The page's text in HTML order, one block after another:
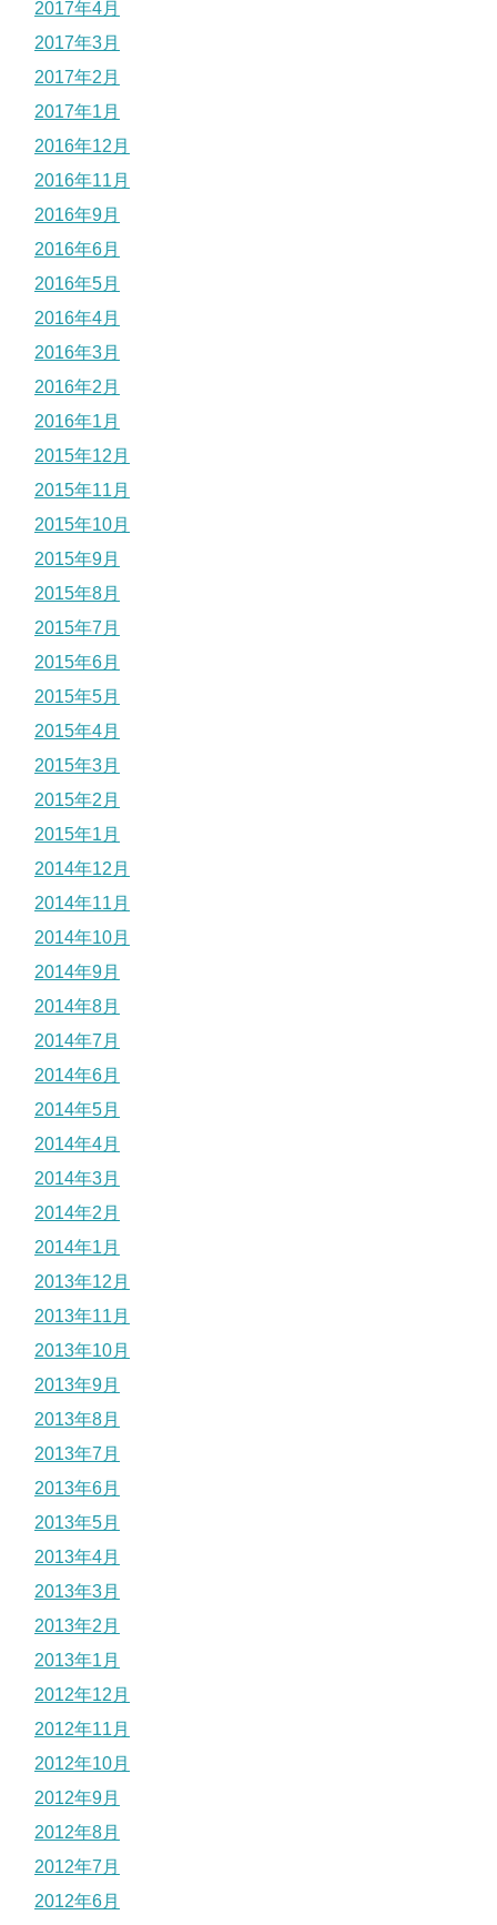
2017年4月
2017年3月
2017年2月
2017年1月
2016年12月
2016年11月
2016年9月
2016年6月
2016年5月
2016年4月
2016年3月
2016年2月
2016年1月
2015年12月
2015年11月
2015年10月
2015年9月
2015年8月
2015年7月
2015年6月
2015年5月
2015年4月
2015年3月
2015年2月
2015年1月
2014年12月
2014年11月
2014年10月
2014年9月
2014年8月
2014年7月
2014年6月
2014年5月
2014年4月
2014年3月
2014年2月
2014年1月
2013年12月
2013年11月
2013年10月
2013年9月
2013年8月
2013年7月
2013年6月
2013年5月
2013年4月
2013年3月
2013年2月
2013年1月
2012年12月
2012年11月
2012年10月
2012年9月
2012年8月
2012年7月
2012年6月